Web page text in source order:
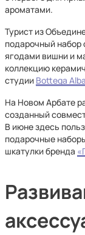
ароматами.
Турист из
подарочный
ягодами вишни и
коллекцию
студии Bottega Alba
На Новом Арбате
созданный
В июне здесь
подарочные
шкатулки бренда